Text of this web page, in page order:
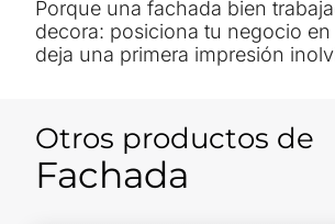
Porque una fachada bien
decora: posiciona tu negocio
deja una primera impresión
Otros productos de
Fachada